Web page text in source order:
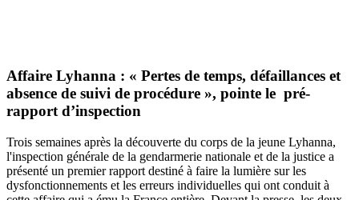
Affaire Lyhanna : « Pertes de temps, défaillances et
absence de suivi de procédure », pointe le pré-
rapport d’inspection
Trois semaines après la découverte du corps de la jeune Lyhanna,
l'inspection générale de la gendarmerie nationale et de la justice a
présenté un premier rapport destiné à faire la lumière sur les
dysfonctionnements et les erreurs individuelles qui ont conduit à